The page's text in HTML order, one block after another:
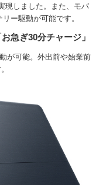
現しました。また、モバ
ー駆動が可能です。
急ぎ30分チャージ」
が可能。外出前や始業前